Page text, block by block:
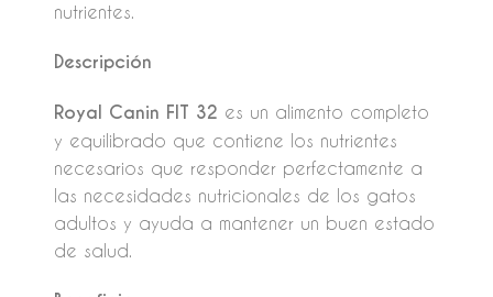
nutrientes.
Descripción
Royal Canin FIT 32 es un alimento completo
y equilibrado que contiene los nutrientes
necesarios que responder perfectamente a
las necesidades nutricionales de los gatos
adultos y ayuda a mantener un buen estado
de salud.